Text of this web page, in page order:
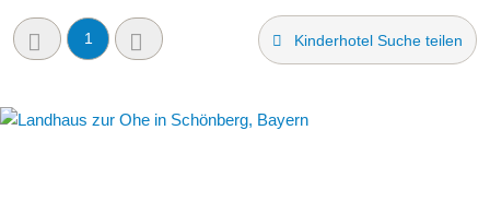
1 Kinderhotel Suche teilen